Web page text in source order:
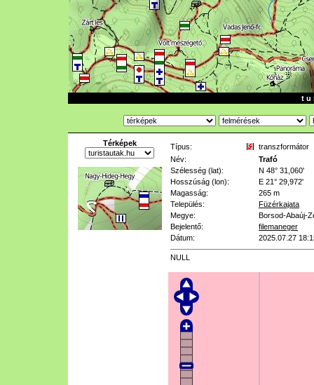
t u
Térképek Típus:
transzformátor
Név:
Trafó
Szélesség (lat):
N 48° 31,060'
Hosszúság (lon):
E 21° 29,972'
Magasság:
265 m
Település:
Füzérkajata
Megye:
Borsod-Abaúj-
Bejelentő:
filemaneger
Dátum:
2025.07.27
NULL